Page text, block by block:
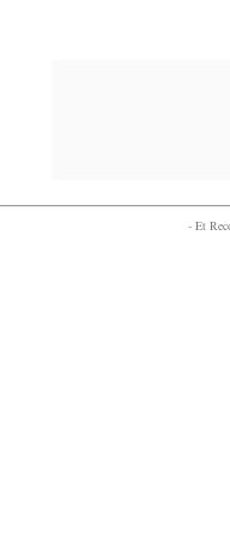
- Et